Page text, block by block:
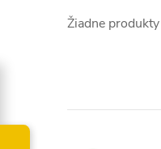
Žiadne